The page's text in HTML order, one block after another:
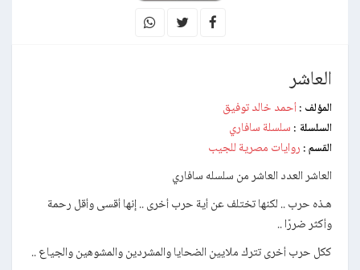
العاشر
المؤلف : أحمد خالد توفيق
السلسلة : سلسلة سافاري
القسم : روايات مصرية للجيب
العاشر العدد العاشر من سلسله سافاري
هـذه حرب .. لكنها تختلف عن أية حرب أخرى .. إنها أقسى وأقل رحمة
وأكثر ضررًا ..
ككل حرب أخرى تترك ملايين الضحايا والمشردين والمشوهين والجياع ..